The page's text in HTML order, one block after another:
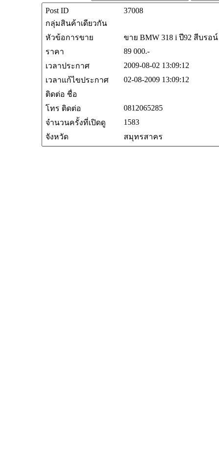
Post ID
37008
กลุ่มสินค้าเดียวกัน
หัวข้อการขาย
ขาย BMW 318 i ปี92 สีบรอน์
ราคา
89 000.-
เวลาประกาศ
2009-08-02 13:09:12
เวลาแก้ไขประกาศ
02-08-2009 13:09:12
ติดต่อ ชื่อ
โทร ติดต่อ
0812065285
จำนวนครั้งที่เปิดดู
1583
จังหวัด
สมุทรสาคร